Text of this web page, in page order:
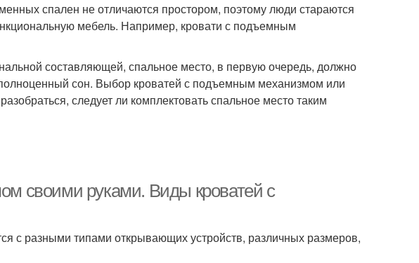
спален не отличаются простором, поэтому люди стараются
мебель. Например, кровати с подъемным
составляющей, спальное место, в первую очередь, должно
сон. Выбор кроватей с подъемным механизмом или
следует ли комплектовать спальное место таким
своими руками. Виды кроватей с
с разными типами открывающих устройств, различных размеров,